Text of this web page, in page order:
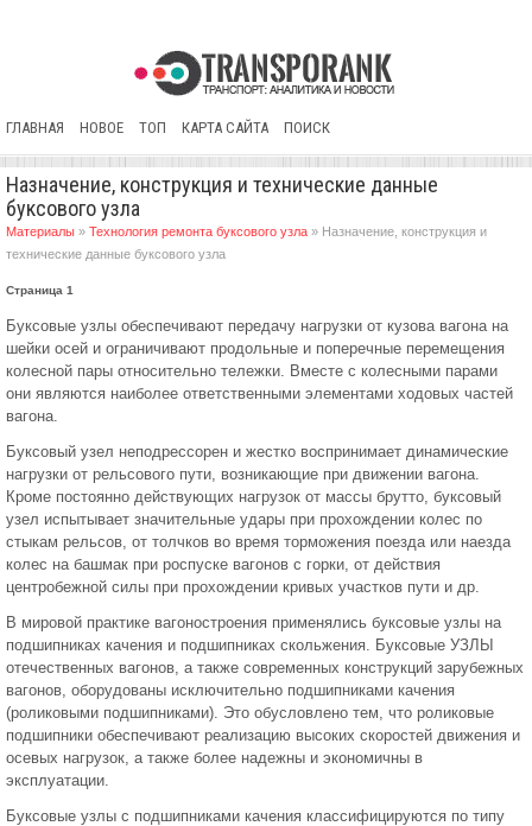
ГЛАВНАЯ НОВОЕ ТОП КАРТА САЙТА ПОИСК
Назначение, конструкция и технические данные
буксового узла
Материалы » Технология ремонта буксового узла » Назначение, конструкция и
технические данные буксового узла
Страница 1
Буксовые узлы обеспечивают передачу нагрузки от кузова вагона на
шейки осей и ограничивают продольные и поперечные перемещения
колесной пары относительно тележки. Вместе с колесными парами
они являются наиболее ответственными элементами ходовых частей
вагона.
Буксовый узел неподрессорен и жестко воспринимает динамические
нагрузки от рельсового пути, возникающие при движении вагона.
Кроме постоянно действующих нагрузок от массы брутто, буксовый
узел испытывает значительные удары при прохождении колес по
стыкам рельсов, от толчков во время торможения поезда или наезда
колес на башмак при роспуске вагонов с горки, от действия
центробежной силы при прохождении кривых участков пути и др.
В мировой практике вагоностроения применялись буксовые узлы на
подшипниках качения и подшипниках скольжения. Буксовые УЗЛЫ
отечественных вагонов, а также современных конструкций зарубежных
вагонов, оборудованы исключительно подшипниками качения
(роликовыми подшипниками). Это обусловлено тем, что роликовые
подшипники обеспечивают реализацию высоких скоростей движения и
осевых нагрузок, а также более надежны и экономичны в
эксплуатации.
Буксовые узлы с подшипниками качения классифицируются по типу